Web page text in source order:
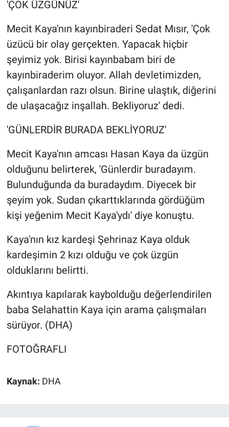
'ÇOK ÜZGÜNÜZ'
Mecit Kaya'nın kayınbiraderi Sedat Mısır, 'Çok
üzücü bir olay gerçekten. Yapacak hiçbir
şeyimiz yok. Birisi kayınbabam biri de
kayınbiraderim oluyor. Allah devletimizden,
çalışanlardan razı olsun. Birine ulaştık, diğerini
de ulaşacağız inşallah. Bekliyoruz' dedi.
'GÜNLERDİR BURADA BEKLİYORUZ'
Mecit Kaya'nın amcası Hasan Kaya da üzgün
olduğunu belirterek, 'Günlerdir buradayım.
Bulunduğunda da buradaydım. Diyecek bir
şeyim yok. Sudan çıkarttıklarında gördüğüm
kişi yeğenim Mecit Kaya'ydı' diye konuştu.
Kaya'nın kız kardeşi Şehrinaz Kaya olduk
kardeşimin 2 kızı olduğu ve çok üzgün
olduklarını belirtti.
Akıntıya kapılarak kaybolduğu değerlendirilen
baba Selahattin Kaya için arama çalışmaları
sürüyor. (DHA)
FOTOĞRAFLI
Kaynak: DHA